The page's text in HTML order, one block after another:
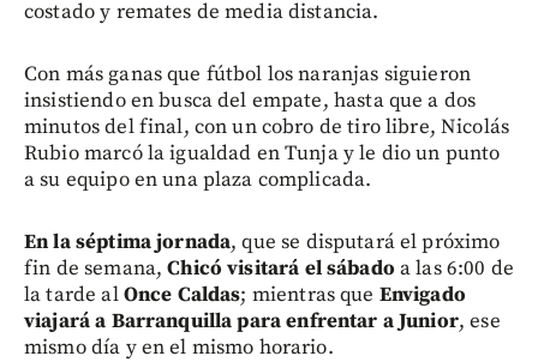
costado y remates de media distancia.
Con más ganas que fútbol los naranjas siguieron
insistiendo en busca del empate, hasta que a dos
minutos del final, con un cobro de tiro libre, Nicolás
Rubio marcó la igualdad en Tunja y le dio un punto
a su equipo en una plaza complicada.
En la séptima jornada, que se disputará el próximo
fin de semana,Chicó visitará el sábado a las 6:00 de
la tarde alOnce Caldas; mientras que Envigado
viajará a Barranquilla para enfrentar a Junior, ese
mismo día y en el mismo horario.